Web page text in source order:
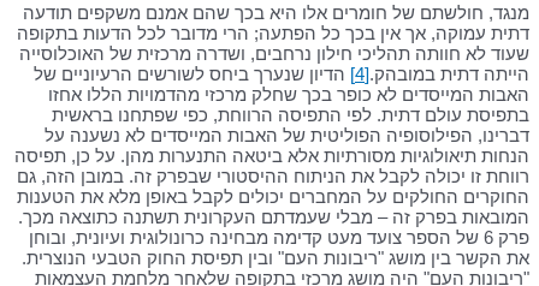
מנגד, חולשתם של חומרים אלו היא בכך שהם אמנם משקפים תודעה
דתית עמוקה, אך אין בכך כל הפתעה; הרי מדובר לכל הדעות בתקופה
שעוד לא חוותה תהליכי חילון נרחבים, ושדרה מרכזית של האוכלוסייה
הייתה דתית במובהק.[4]
הדיון שנערך ביחס לשורשים הרעיוניים של
האבות המייסדים לא כופר בכך שחלק מרכזי מהדמויות הללו אחזו
בתפיסת עולם דתית. לפי התפיסה הרווחת, כפי שפתחנו בראשית
דברינו, הפילוסופיה הפוליטית של האבות המייסדים לא נשענה על
הנחות תיאולוגיות מסורתיות אלא ביטאה התנערות מהן. על כן, תפיסה
רווחת זו יכולה לקבל את הניתוח ההיסטורי שבפרק זה. במובן הזה, גם
החוקרים החולקים על המחברים יכולים לקבל באופן מלא את הטענות
המובאות בפרק זה – מבלי שעמדתם העקרונית תשתנה כתוצאה מכך.
פרק 6 של הספר צועד מעט קדימה מבחינה כרונולוגית ועיונית, ובוחן
את הקשר בין מושג "ריבונות העם" ובין תפיסת החוק הטבעי הנוצרית.
"ריבונות העם" היה מושג מרכזי בתקופה שלאחר מלחמת העצמאות